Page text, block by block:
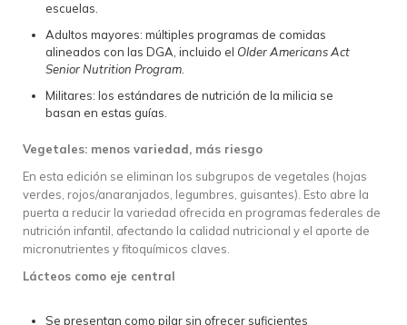
escuelas.
Adultos mayores: múltiples programas de comidas
alineados con las DGA, incluido el Older Americans Act
Senior Nutrition Program
Militares: los estándares de nutrición de la milicia se
basan en estas guías.
Vegetales: menos variedad, más riesgo
En esta edición se eliminan los subgrupos de vegetales (hojas
verdes, rojos/anaranjados, legumbres, guisantes). Esto abre la
puerta a reducir la variedad ofrecida en programas federales de
nutrición infantil, afectando la calidad nutricional y el aporte de
micronutrientes y fitoquímicos claves.
Lácteos como eje central
Se presentan como pilar sin ofrecer suficientes